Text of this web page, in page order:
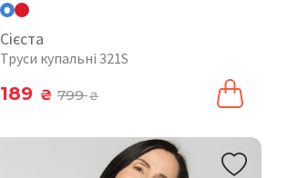
Сієста
Труси купальні 321S
189 ₴ 799₴